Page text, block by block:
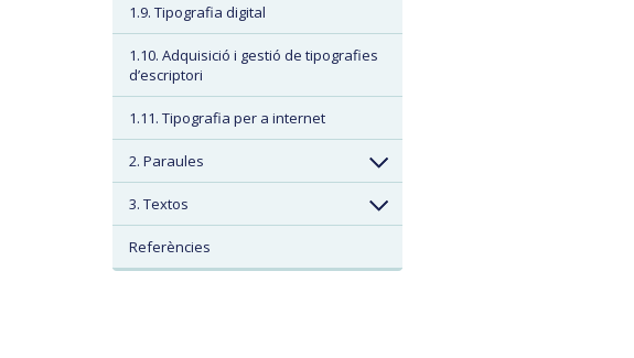
1.9. Tipografia digital
1.10. Adquisició i gestió de tipografies
d’escriptori
1.11. Tipografia per a internet
2. Paraules
3. Textos
Referències